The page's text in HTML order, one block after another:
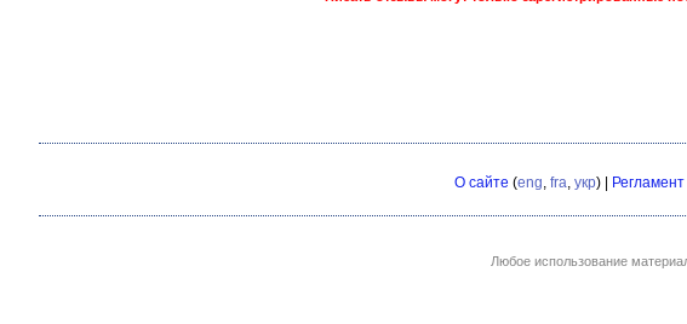
О сайте (eng, fra, укр) | Регламент
Любое использование